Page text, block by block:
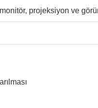
projeksiyon ve